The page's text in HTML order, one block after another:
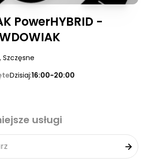
PowerHYBRID -
, Szczęsne
Dzisiaj:16:00-20:00
usługi